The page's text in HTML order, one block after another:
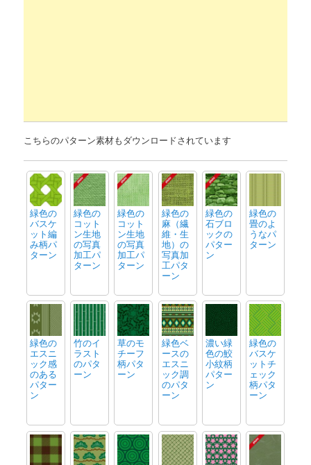
こちらのパターン素材もダウンロードされています
緑色の
バスケ
ット編
み柄パ
ターン
緑色の
コット
ン生地
の写真
加工パ
ターン
緑色の
コット
ン生地
の写真
加工パ
ターン
緑色の
麻（繊
維・生
地）の
写真加
工パタ
ーン
緑色の
石ブロ
ックの
パター
ン
緑色の
畳のよ
うなパ
ターン
緑色の
エスニ
ック感
のある
パター
ン
竹のイ
ラスト
のパタ
ーン
草のモ
チーフ
柄パタ
ーン
緑色ベ
ースの
エスニ
ック調
のパタ
ーン
濃い緑
色の鮫
小紋柄
パター
ン
緑色の
バスケ
ットチ
ェック
柄パタ
ーン